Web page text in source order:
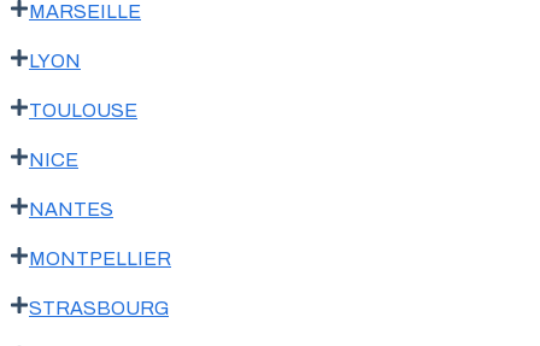
MARSEILLE
LYON
TOULOUSE
NICE
NANTES
MONTPELLIER
STRASBOURG